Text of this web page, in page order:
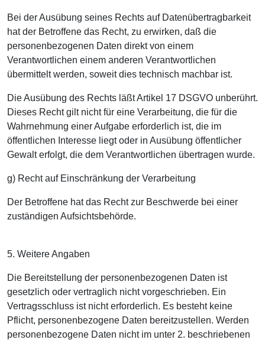
Bei der Ausübung seines Rechts auf Datenübertragbarkeit
hat der Betroffene das Recht, zu erwirken, daß die
personenbezogenen Daten direkt von einem
Verantwortlichen einem anderen Verantwortlichen
übermittelt werden, soweit dies technisch machbar ist.
Die Ausübung des Rechts läßt Artikel 17 DSGVO unberührt.
Dieses Recht gilt nicht für eine Verarbeitung, die für die
Wahrnehmung einer Aufgabe erforderlich ist, die im
öffentlichen Interesse liegt oder in Ausübung öffentlicher
Gewalt erfolgt, die dem Verantwortlichen übertragen wurde.
g) Recht auf Einschränkung der Verarbeitung
Der Betroffene hat das Recht zur Beschwerde bei einer
zuständigen Aufsichtsbehörde.
5. Weitere Angaben
Die Bereitstellung der personenbezogenen Daten ist
gesetzlich oder vertraglich nicht vorgeschrieben. Ein
Vertragsschluss ist nicht erforderlich. Es besteht keine
Pflicht, personenbezogene Daten bereitzustellen. Werden
personenbezogene Daten nicht im unter 2. beschriebenen